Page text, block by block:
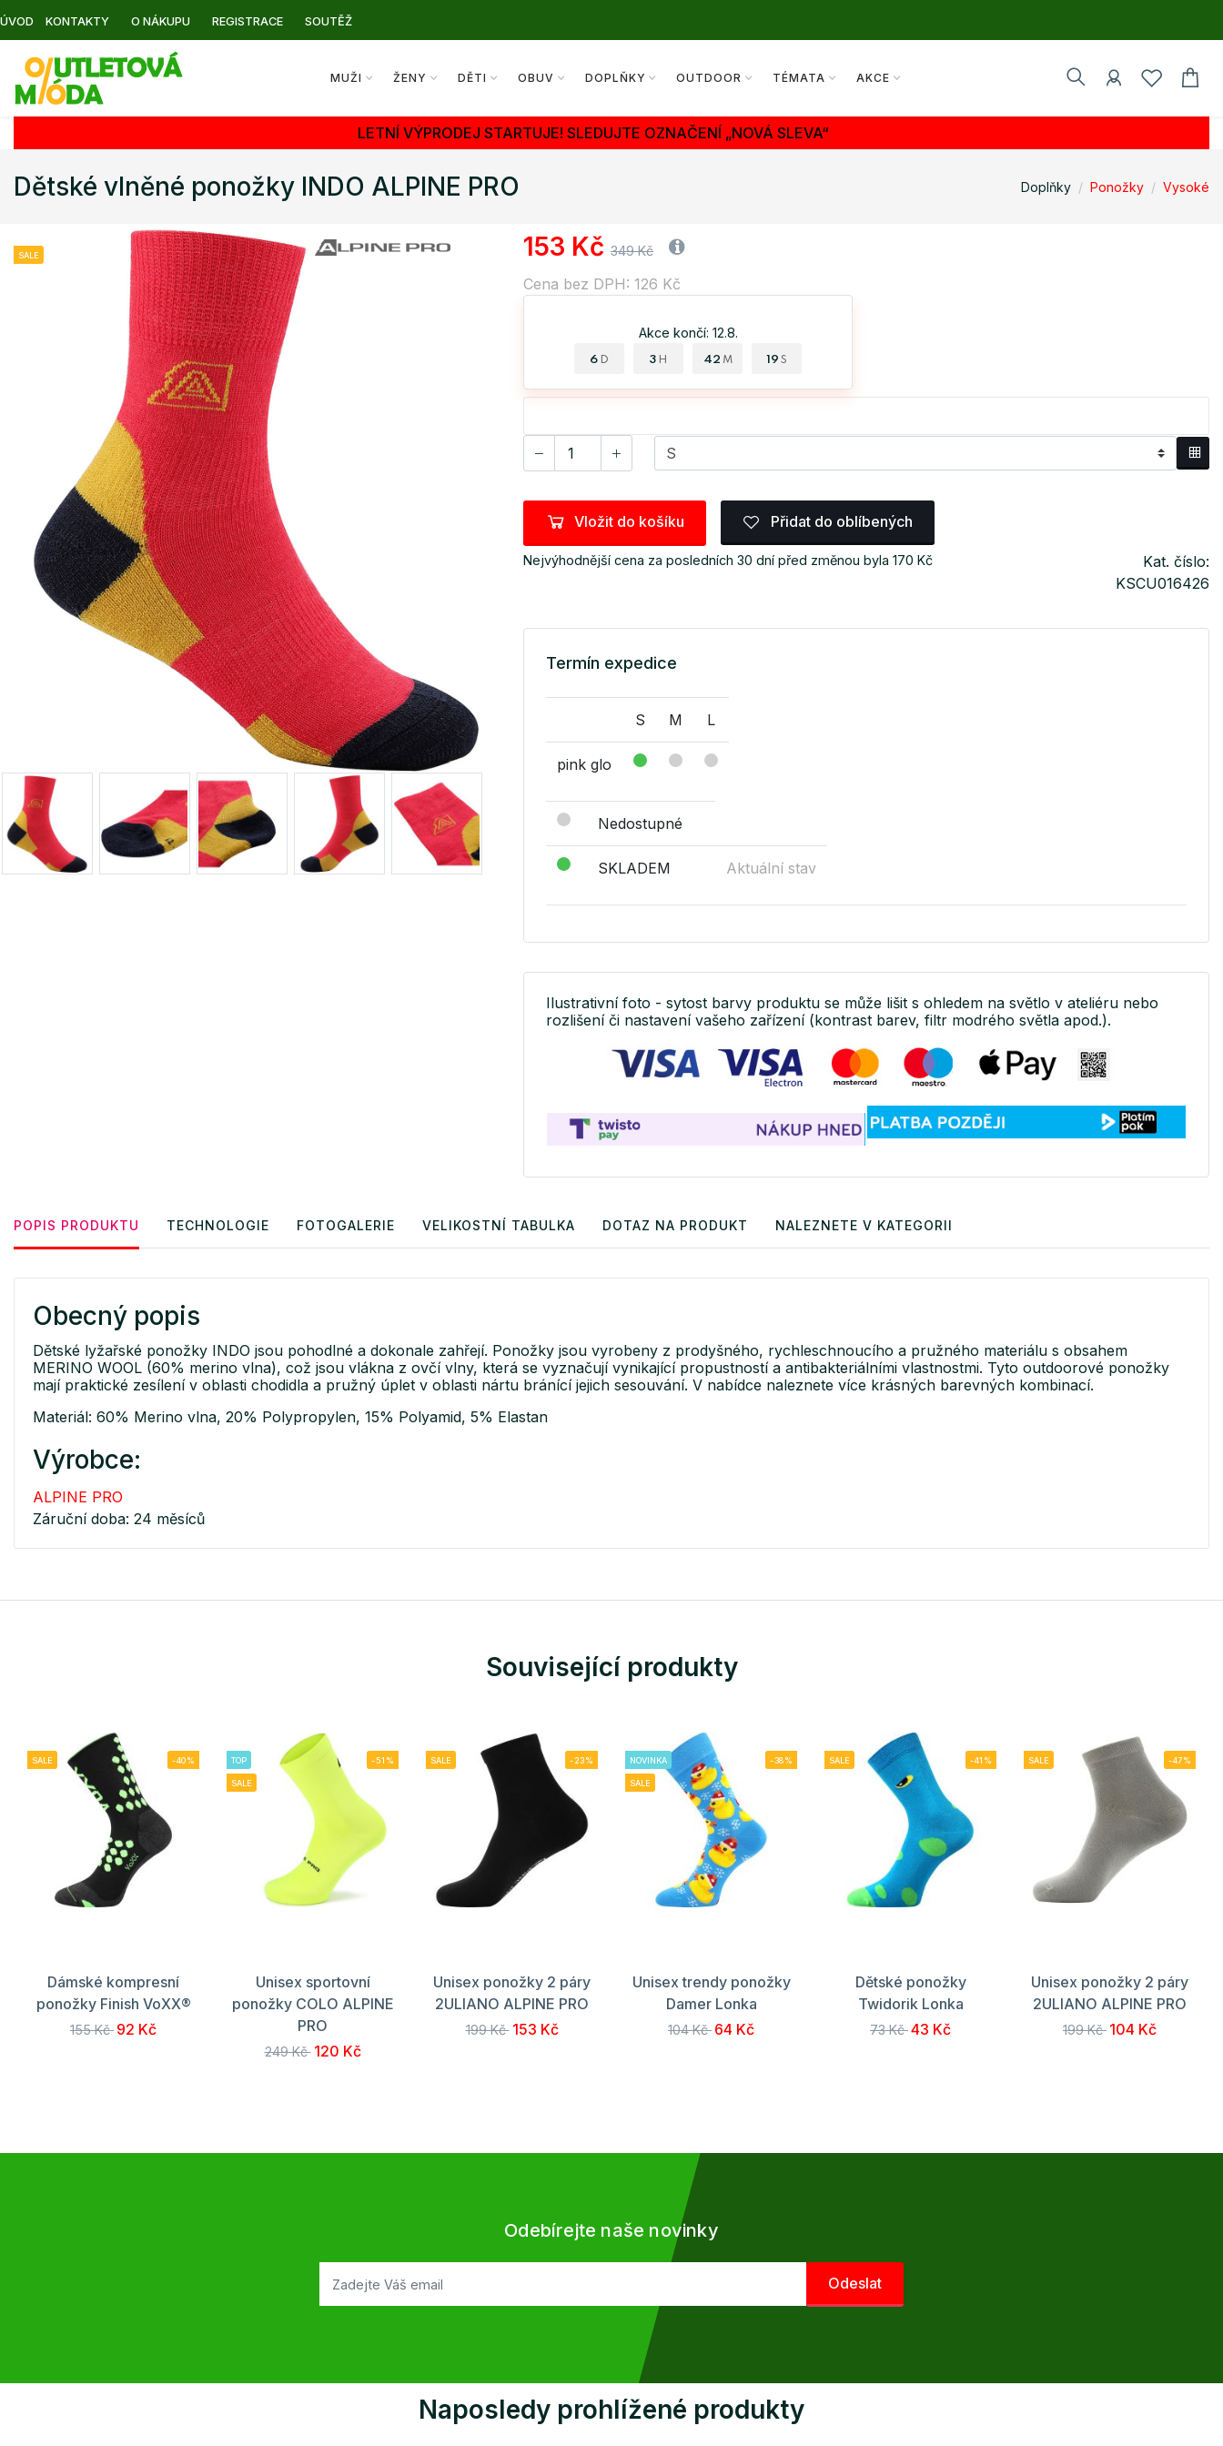
ÚVOD KONTAKTY O NÁKUPU REGISTRACE SOUTĚŽ
MUŽI ŽENY DĚTI OBUV DOPLŇKY OUTDOOR TÉMATA AKCE
LETNÍ VÝPRODEJ STARTUJE! SLEDUJTE OZNAČENÍ „NOVÁ SLEVA“
Dětské vlněné ponožky INDO ALPINE PRO Doplňky Ponožky Vysoké
SALE 153 Kč 349 Kč
Cena bez DPH: 126 Kč
Akce končí: 12.8.
6 D 3 H 42 M 19 S
Vložit do košíku Přidat do oblíbených
Nejvýhodnější cena za posledních 30 dní před změnou byla 170 Kč
Kat. číslo:
KSCU016426
Termín expedice
S M L
pink glo
Nedostupné
SKLADEM Aktuální stav
Ilustrativní foto - sytost barvy produktu se může lišit s ohledem na světlo v ateliéru nebo
rozlišení či nastavení vašeho zařízení (kontrast barev, filtr modrého světla apod.).
POPIS PRODUKTU TECHNOLOGIE FOTOGALERIE VELIKOSTNÍ TABULKA DOTAZ NA PRODUKT NALEZNETE V KATEGORII
Obecný popis
Dětské lyžařské ponožky INDO jsou pohodlné a dokonale zahřejí. Ponožky jsou vyrobeny z prodyšného, rychleschnoucího a pružného materiálu s obsahem
MERINO WOOL (60% merino vlna), což jsou vlákna z ovčí vlny, která se vyznačují vynikající propustností a antibakteriálními vlastnostmi. Tyto outdoorové ponožky
mají praktické zesílení v oblasti chodidla a pružný úplet v oblasti nártu bránící jejich sesouvání. V nabídce naleznete více krásných barevných kombinací.
Materiál: 60% Merino vlna, 20% Polypropylen, 15% Polyamid, 5% Elastan
Výrobce:
ALPINE PRO
Záruční doba: 24 měsíců
Související produkty
SALE -40%
Dámské kompresní
ponožky Finish VoXX®
155 Kč 92 Kč
TOP
SALE
-51%
Unisex sportovní
ponožky COLO ALPINE
PRO
249 Kč 120 Kč
SALE -23%
Unisex ponožky 2 páry
2ULIANO ALPINE PRO
199 Kč 153 Kč
NOVINKA
SALE
-38%
Unisex trendy ponožky
Damer Lonka
104 Kč 64 Kč
SALE -41%
Dětské ponožky
Twidorik Lonka
73 Kč43 Kč
SALE -47%
Unisex ponožky 2 páry
2ULIANO ALPINE PRO
199 Kč 104 Kč
Odebírejte naše novinky
Naposledy prohlížené produkty